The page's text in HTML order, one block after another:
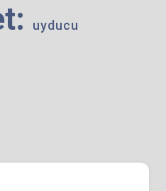
uyducu